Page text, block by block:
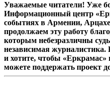
Уважаемые читатели! Уже
Информационный центр
событиях в Армении,
продолжаем эту работу
которым небезразличны
независимая
и хотите, чтобы
можете поддержать проект